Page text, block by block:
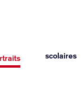
scolaires